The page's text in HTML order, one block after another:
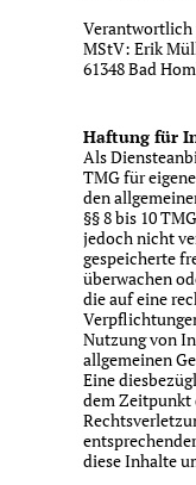
Verantwortlich
MStV: Erik
61348 Bad
Haftung für
Als
TMG für
den
§§ 8 bis 10
jedoch nicht
gespeicherte
überwachen
die auf eine
Nutzung von
allgemeinen
Eine
dem Zeitpunkt
diese Inhalte